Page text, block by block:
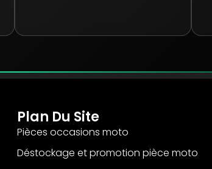
Plan Du Site
Pièces occasions moto
Déstockage et promotion pièce moto